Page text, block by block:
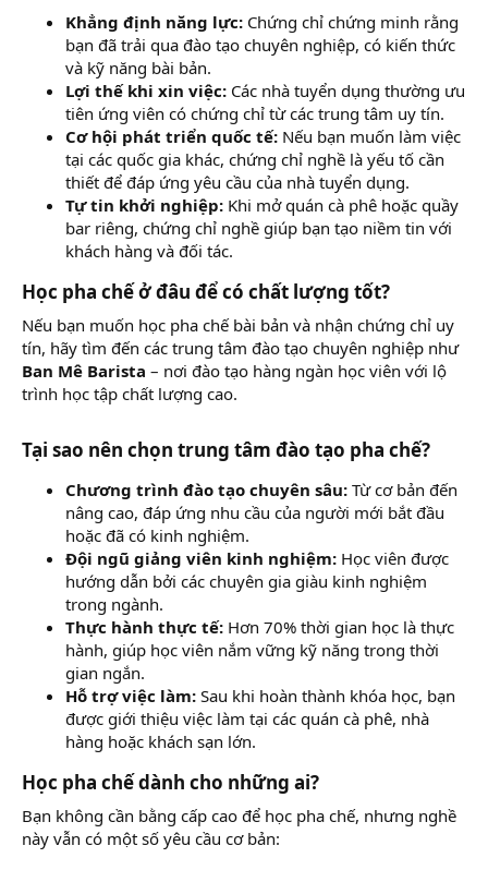
Khẳng định năng lực: Chứng chỉ chứng minh rằng
bạn đã trải qua đào tạo chuyên nghiệp, có kiến thức
và kỹ năng bài bản.
Lợi thế khi xin việc: Các nhà tuyển dụng thường ưu
tiên ứng viên có chứng chỉ từ các trung tâm uy tín.
Cơ hội phát triển quốc tế: Nếu bạn muốn làm việc
tại các quốc gia khác, chứng chỉ nghề là yếu tố cần
thiết để đáp ứng yêu cầu của nhà tuyển dụng.
Tự tin khởi nghiệp: Khi mở quán cà phê hoặc quầy
bar riêng, chứng chỉ nghề giúp bạn tạo niềm tin với
khách hàng và đối tác.
Học pha chế ở đâu để có chất lượng tốt?
Nếu bạn muốn học pha chế bài bản và nhận chứng chỉ uy
tín, hãy tìm đến các trung tâm đào tạo chuyên nghiệp như
Ban Mê Barista – nơi đào tạo hàng ngàn học viên với lộ
trình học tập chất lượng cao.
Tại sao nên chọn trung tâm đào tạo pha chế?
Chương trình đào tạo chuyên sâu: Từ cơ bản đến
nâng cao, đáp ứng nhu cầu của người mới bắt đầu
hoặc đã có kinh nghiệm.
Đội ngũ giảng viên kinh nghiệm: Học viên được
hướng dẫn bởi các chuyên gia giàu kinh nghiệm
trong ngành.
Thực hành thực tế: Hơn 70% thời gian học là thực
hành, giúp học viên nắm vững kỹ năng trong thời
gian ngắn.
Hỗ trợ việc làm: Sau khi hoàn thành khóa học, bạn
được giới thiệu việc làm tại các quán cà phê, nhà
hàng hoặc khách sạn lớn.
Học pha chế dành cho những ai?
Bạn không cần bằng cấp cao để học pha chế, nhưng nghề
này vẫn có một số yêu cầu cơ bản: